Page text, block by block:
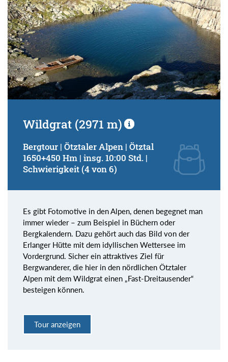
Wildgrat (2971 m)
Bergtour | Ötztaler Alpen | Ötztal
1650+450 Hm | insg. 10:00 Std. |
Schwierigkeit (4 von 6)
Es gibt Fotomotive in den Alpen, denen begegnet man
immer wieder – zum Beispiel in Büchern oder
Bergkalendern. Dazu gehört auch das Bild von der
Erlanger Hütte mit dem idyllischen Wettersee im
Vordergrund. Sicher ein attraktives Ziel für
Bergwanderer, die hier in den nördlichen Ötztaler
Alpen mit dem Wildgrat einen „Fast-Dreitausender“
besteigen können.
Tour anzeigen